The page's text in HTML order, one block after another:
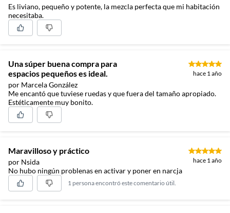
Es liviano, pequeño y potente, la mezcla perfecta que mi habitación
necesitaba.
Una súper buena compra para
espacios pequeños es ideal.
por Marcela González
hace 1 año
Me encantó que tuviese ruedas y que fuera del tamaño apropiado.
Estéticamente muy bonito.
Maravilloso y práctico
por Nsida hace 1 año
No hubo ningún problenas en activar y poner en narcja
1 persona encontró este comentario útil.